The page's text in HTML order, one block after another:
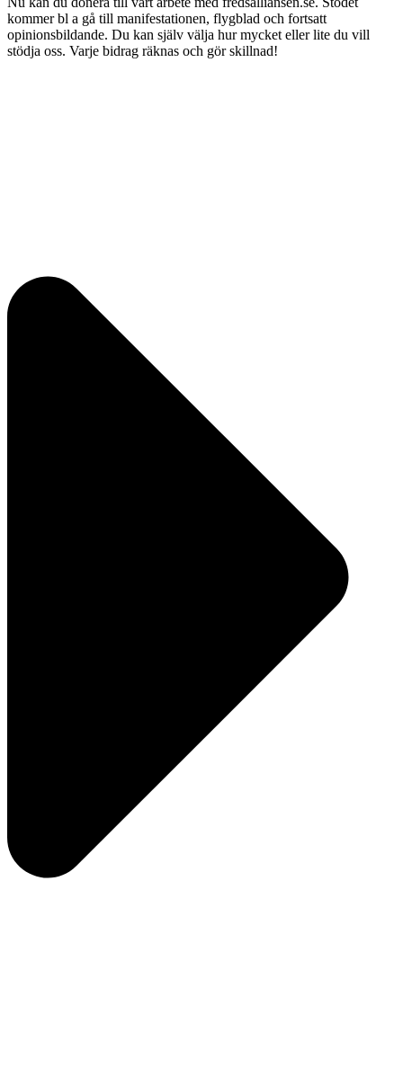
kommer bl a gå till manifestationen, flygblad och fortsatt
opinionsbildande. Du kan själv välja hur mycket eller lite du vill
stödja oss. Varje bidrag räknas och gör skillnad!